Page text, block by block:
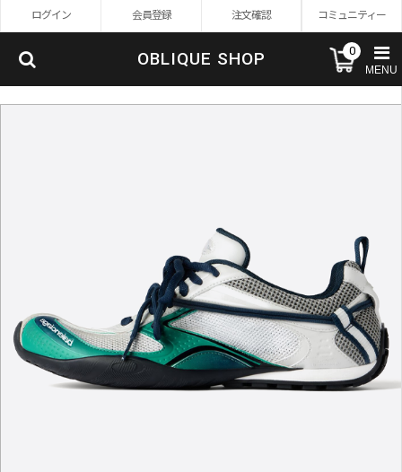
ログイン 会員登録 注文確認 コミュニティー
OBLIQUE SHOP 0
MENU